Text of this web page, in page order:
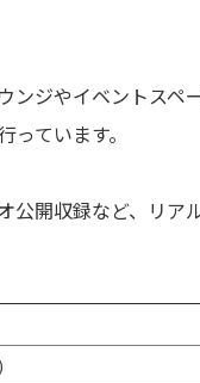
ジやイベントスペ
ています。
公開収録など、リア